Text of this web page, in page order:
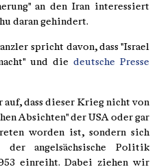
an den Iran interessiert
daran gehindert.
spricht davon, dass "Israel
und die deutsche Presse
dass dieser Krieg nicht von
Absichten" der USA oder gar
worden ist, sondern sich
angelsächsische Politik
einreiht. Dabei ziehen wir